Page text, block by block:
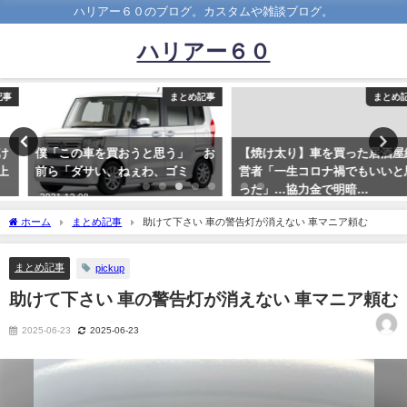
ハリアー６０のブログ。カスタムや雑談ブログ。
ハリアー６０
まとめ記事
僕「この車を買おうと思う」 お
前ら「ダサい、ねぇわ、ゴミ
2021-12-08
まとめ記事
【焼け太り】車を買った居酒屋経
営者「一生コロナ禍でもいいと思
った」…協力金で明暗…
ホーム まとめ記事 助けて下さい 車の警告灯が消えない 車マニア頼む
まとめ記事 pickup
助けて下さい 車の警告灯が消えない 車マニア頼む
2025-06-23 2025-06-23